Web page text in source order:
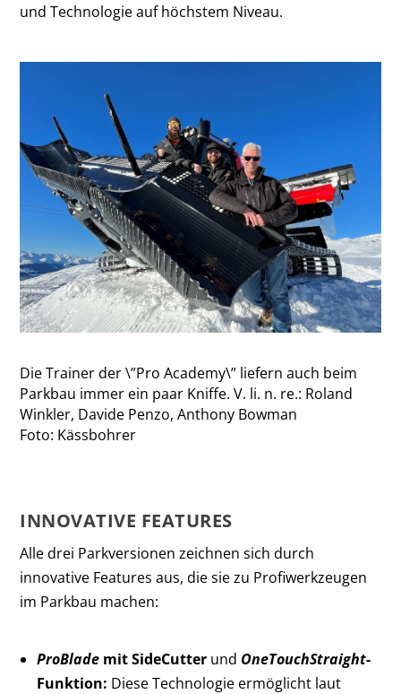
und Technologie auf höchstem Niveau.
Die Trainer der \”Pro Academy\” liefern auch beim
Parkbau immer ein paar Kniffe. V. li. n. re.: Roland
Winkler, Davide Penzo, Anthony Bowman
Foto: Kässbohrer
INNOVATIVE FEATURES
Alle drei Parkversionen zeichnen sich durch
innovative Features aus, die sie zu Profiwerkzeugen
im Parkbau machen:
ProBlademit SideCutter und OneTouchStraight-
Funktion: Diese Technologie ermöglicht laut